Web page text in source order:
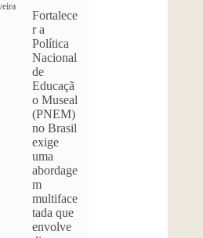
Fortalece
r a
Política
Nacional
de
Educaçã
o Museal
(PNEM)
no Brasil
exige
uma
abordage
m
multiface
tada que
envolve